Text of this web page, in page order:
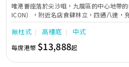
唯港薈座落於尖沙咀，九龍區的中心地帶
ICON），附近名店食肆林立，四通八達，
中的活力個性，成為一眾準新人舉辦婚宴
隊由策劃統籌至所有婚宴每個細節，唯港薈
讓您留下獨特的醉人回憶。 擁有時尚高樓
廳，配置了全套先進的視聽影音及燈光設備
現代時尚感的水晶玻璃燈，演繹出與別不
無柱式 高樓底 中式
每席港幣 $13,888起